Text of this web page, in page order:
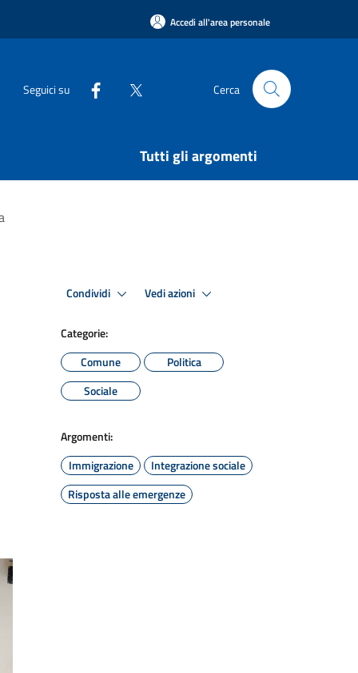
Accedi all'area personale
Seguici su Cerca
Tutti gli argomenti
Condividi Vedi azioni
Categorie:
Comune
Politica
Sociale
Argomenti:
Immigrazione
Integrazione sociale
Risposta alle emergenze